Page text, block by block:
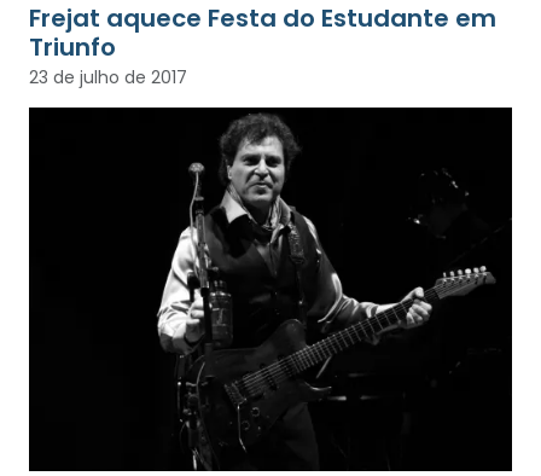
Frejat aquece Festa do Estudante em
Triunfo
23 de julho de 2017